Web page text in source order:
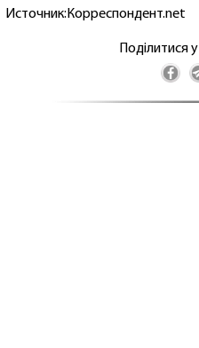
Источник:Корреспондент.net
Поділитися